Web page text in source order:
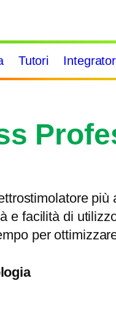
Tutori
più
e facilità di
per